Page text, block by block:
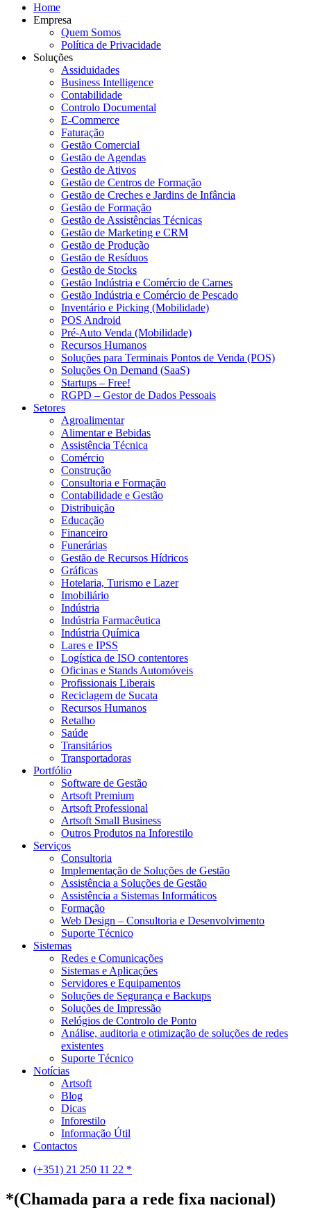
Home
Empresa
Quem Somos
Política de Privacidade
Soluções
Assiduidades
Business Intelligence
Contabilidade
Controlo Documental
E-Commerce
Faturação
Gestão Comercial
Gestão de Agendas
Gestão de Ativos
Gestão de Centros de Formação
Gestão de Creches e Jardins de Infância
Gestão de Formação
Gestão de Assistências Técnicas
Gestão de Marketing e CRM
Gestão de Produção
Gestão de Resíduos
Gestão de Stocks
Gestão Indústria e Comércio de Carnes
Gestão Indústria e Comércio de Pescado
Inventário e Picking (Mobilidade)
POS Android
Pré-Auto Venda (Mobilidade)
Recursos Humanos
Soluções para Terminais Pontos de Venda (POS)
Soluções On Demand (SaaS)
Startups – Free!
RGPD – Gestor de Dados Pessoais
Setores
Agroalimentar
Alimentar e Bebidas
Assistência Técnica
Comércio
Construção
Consultoria e Formação
Contabilidade e Gestão
Distribuição
Educação
Financeiro
Funerárias
Gestão de Recursos Hídricos
Gráficas
Hotelaria, Turismo e Lazer
Imobiliário
Indústria
Indústria Farmacêutica
Indústria Química
Lares e IPSS
Logística de ISO contentores
Oficinas e Stands Automóveis
Profissionais Liberais
Reciclagem de Sucata
Recursos Humanos
Retalho
Saúde
Transitários
Transportadoras
Portfólio
Software de Gestão
Artsoft Premium
Artsoft Professional
Artsoft Small Business
Outros Produtos na Inforestilo
Serviços
Consultoria
Implementação de Soluções de Gestão
Assistência a Soluções de Gestão
Assistência a Sistemas Informáticos
Formação
Web Design – Consultoria e Desenvolvimento
Suporte Técnico
Sistemas
Redes e Comunicações
Sistemas e Aplicações
Servidores e Equipamentos
Soluções de Segurança e Backups
Soluções de Impressão
Relógios de Controlo de Ponto
Análise, auditoria e otimização de soluções de redes
existentes
Suporte Técnico
Notícias
Artsoft
Blog
Dicas
Inforestilo
Informação Útil
Contactos
(+351) 21 250 11 22 *
*(Chamada para a rede fixa nacional)